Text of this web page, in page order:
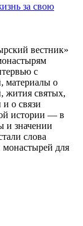
за свою
вестник»
с
материалы о
жития святых,
о связи
истории — в
и значении
слова
для